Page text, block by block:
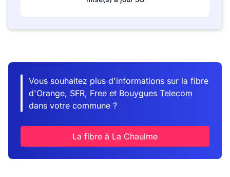
Vous souhaitez plus d'informations sur la fibre
d'Orange, SFR, Free et Bouygues Telecom
dans votre commune ?
La fibre à La Chaulme